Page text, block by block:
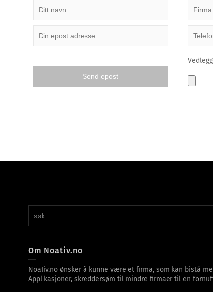
Om Noativ.no
Noativ.no ønsker å kunne være et firma, som kan bistå
Applikasjoner, skreddersøm til mindre firmaer til en